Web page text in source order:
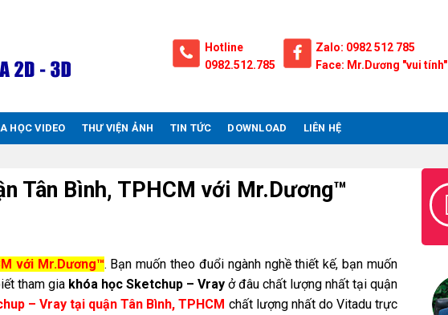
Hotline
0982.512.785
Zalo: 0982 512 785
Face: Mr.Dương "vui tính"
HỌC VIDEO THƯ VIỆN ẢNH TIN TỨC DOWNLOAD LIÊN HỆ
Tân Bình, TPHCM với Mr.Dương™
với Mr.Dương™. Bạn muốn theo đuổi ngành nghề thiết kế, bạn muốn
tham gia khóa học Sketchup – Vray ở đâu chất lượng nhất tại quận
– Vray tại quận Tân Bình, TPHCM chất lượng nhất do Vitadu trực